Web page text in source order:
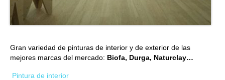
Gran variedad de pinturas de interior y de exterior de las
mejores marcas del mercado: Biofa, Durga, Naturclay…
Pintura de interior